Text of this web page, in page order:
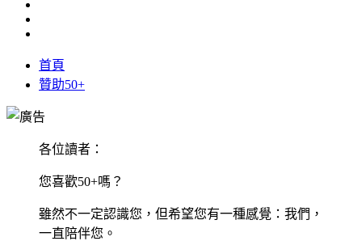
首頁
贊助50+
各位讀者：
您喜歡50+嗎？
雖然不一定認識您，但希望您有一種感覺：我們，
一直陪伴您。